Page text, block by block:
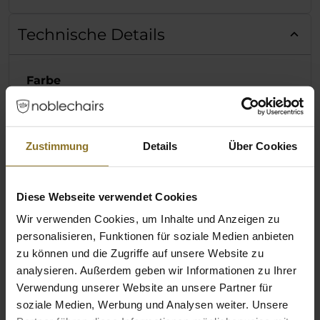
Zustimmung Details Über Cookies
Diese Webseite verwendet Cookies
Wir verwenden Cookies, um Inhalte und Anzeigen zu
personalisieren, Funktionen für soziale Medien anbieten
zu können und die Zugriffe auf unsere Website zu
analysieren. Außerdem geben wir Informationen zu Ihrer
Verwendung unserer Website an unsere Partner für
soziale Medien, Werbung und Analysen weiter. Unsere
Technische Details
Farbe
Hauptfarbe
Hauptfarbe Kissen Weiß
Hauptfarbe Kissennähte Silber
Abmessungen / Maße
Gewicht 28 kg